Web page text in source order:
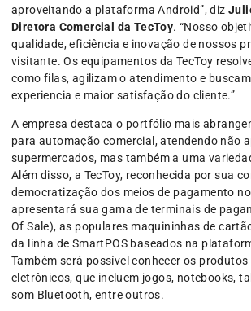
aproveitando a plataforma Android”, diz
Diretora Comercial da TecToy. “Nosso
qualidade, eficiência e inovação de nossos
visitante. Os equipamentos da TecToy
como filas, agilizam o atendimento e
experiencia e maior satisfação do cliente.”
A empresa destaca o portfólio mais
para automação comercial, atendendo não
supermercados, mas também a uma
Além disso, a TecToy, reconhecida por sua
democratização dos meios de pagamento
apresentará sua gama de terminais de
Of Sale), as populares maquininhas de
da linha de SmartPOS baseados na
Também será possível conhecer os produtos
eletrônicos, que incluem jogos, notebooks,
som Bluetooth, entre outros.